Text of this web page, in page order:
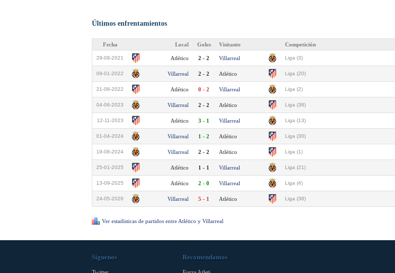
Últimos enfrentamientos
Fecha Local Goles Visitante Competición
29-08-2021 Atlético 2 - 2 Villarreal Liga (3)
09-01-2022 Villarreal 2 - 2 Atlético Liga (20)
21-08-2022 Atlético 0 - 2 Villarreal Liga (2)
04-06-2023 Villarreal 2 - 2 Atlético Liga (38)
12-11-2023 Atlético 3 - 1 Villarreal Liga (13)
01-04-2024 Villarreal 1 - 2 Atlético Liga (30)
19-08-2024 Villarreal 2 - 2 Atlético Liga (1)
25-01-2025 Atlético 1 - 1 Villarreal Liga (21)
13-09-2025 Atlético 2 - 0 Villarreal Liga (4)
24-05-2026 Villarreal 5 - 1 Atlético Liga (38)
Ver estadísticas de partidos entre Atlético y Villarreal
Síguenos Recomendamos